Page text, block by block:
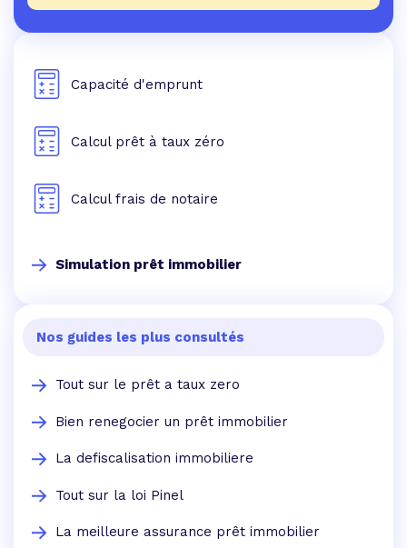
Capacité d'emprunt
Calcul prêt à taux zéro
Calcul frais de notaire
Simulation prêt immobilier
Nos guides les plus consultés
Tout sur le prêt a taux zero
Bien renegocier un prêt immobilier
La defiscalisation immobiliere
Tout sur la loi Pinel
La meilleure assurance prêt immobilier